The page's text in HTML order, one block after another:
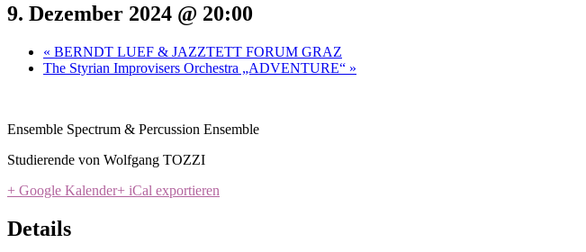
9. Dezember 2024 @ 20:00
« BERNDT LUEF & JAZZTETT FORUM GRAZ
The Styrian Improvisers Orchestra „ADVENTURE“ »
Ensemble Spectrum & Percussion Ensemble
Studierende von Wolfgang TOZZI
+ Google Kalender+ iCal exportieren
Details